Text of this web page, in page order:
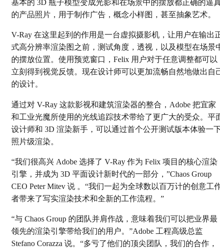
基本的 3D 瓶子模型变成光影和在场景中的摆放都正确的逼
的产品照片，用于制作广告，概念小样图，甚至抽象艺术。
V-Ray 在这里起到的作用是一台虚拟摄影机，让用户在输出
式高分辨率渲染图之前，测试角度，透视，以及模型在场景
的摆放位置。使用预览窗口，Felix 用户对于任意调整都可以
立刻得到视觉反馈。现在设计师可以更加流畅自然地做出自
的设计。
通过对 V-Ray 这款影视和建筑渲染器的整合，Adobe 把宜家
和工业光魔所使用的光线追踪技术带给了更广大的受众。平
设计师和 3D 渲染新手，可以通过首个公开测试版本体验一
照片级渲染。
“我们很高兴 Adobe 选择了 V-Ray 作为 Felix 项目的核心渲染
引擎，并成为 3D 平面设计新时代的一部分，”Chaos Group
CEO Peter Mitev 说 。“我们一起为全球数以百万计的创意工
者带来了写实渲染技术和全新的工作流程。”
“与 Chaos Group 的团队并肩作战，意味着我们可以把业界最
领先的渲染引擎带给我们的用户。”Adobe 工程高级总监
Stefano Corazza 说。“多亏了他们的顶尖团队，我们的合作，